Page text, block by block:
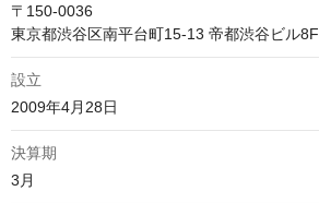
〒150-0036
東京都渋谷区南平台町15-13 帝都渋谷ビル8F
設立
2009年4月28日
決算期
3月